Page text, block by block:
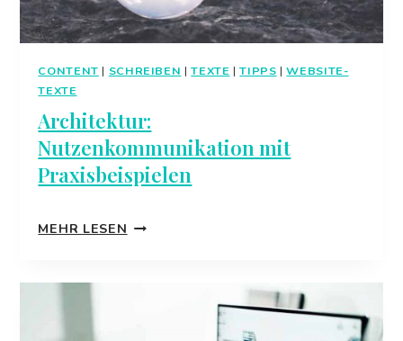
CONTENT | SCHREIBEN |TEXTE |TIPPS |WEBSITE-
TEXTE
Architektur:
Nutzenkommunikation mit
Praxisbeispielen
MEHR LESEN ARCHITEKTUR: